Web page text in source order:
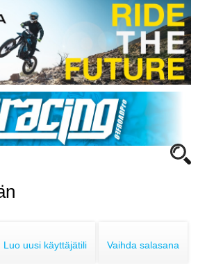
ENDURO
Luo uusi käyttäjätili Vaihda salasana